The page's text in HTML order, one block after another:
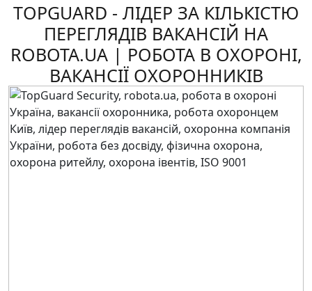
TOPGUARD - ЛІДЕР ЗА КІЛЬКІСТЮ
ПЕРЕГЛЯДІВ ВАКАНСІЙ НА
ROBOTA.UA | РОБОТА В ОХОРОНІ,
ВАКАНСІЇ ОХОРОННИКІВ